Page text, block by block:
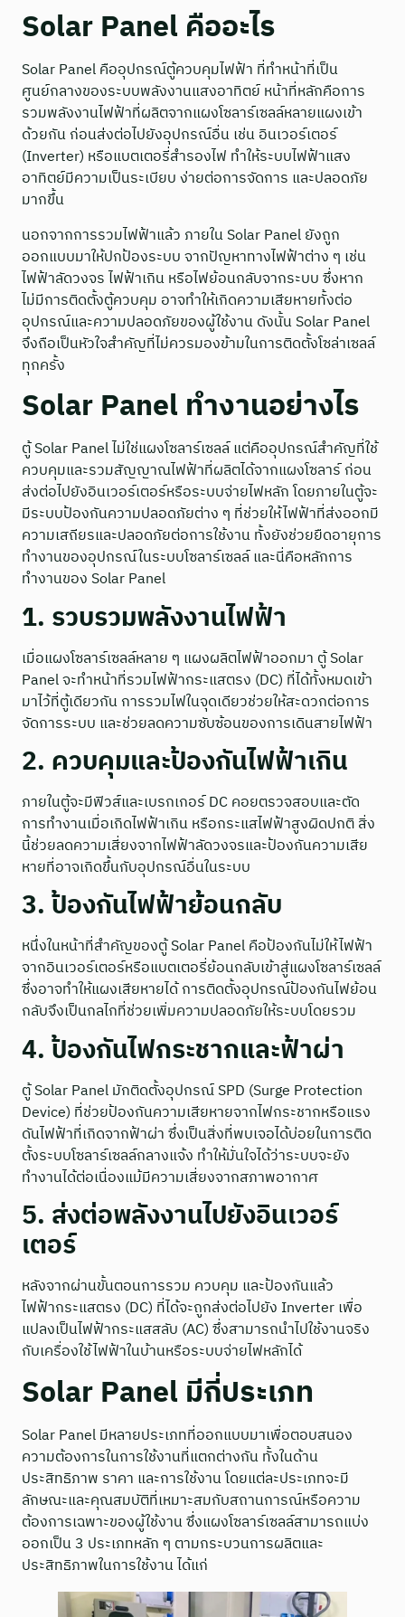
Solar Panel คืออะไร
Solar Panel คืออุปกรณ์ตู้ควบคุมไฟฟ้า ที่ทำหน้าที่เป็น
ศูนย์กลางของระบบพลังงานแสงอาทิตย์ หน้าที่หลักคือการ
รวมพลังงานไฟฟ้าที่ผลิตจากแผงโซลาร์เซลล์หลายแผงเข้า
ด้วยกัน ก่อนส่งต่อไปยังอุปกรณ์อื่น เช่น อินเวอร์เตอร์
(Inverter) หรือแบตเตอรี่สำรองไฟ ทำให้ระบบไฟฟ้าแสง
อาทิตย์มีความเป็นระเบียบ ง่ายต่อการจัดการ และปลอดภัย
มากขึ้น
นอกจากการรวมไฟฟ้าแล้ว ภายใน Solar Panel ยังถูก
ออกแบบมาให้ปกป้องระบบ จากปัญหาทางไฟฟ้าต่าง ๆ เช่น
ไฟฟ้าลัดวงจร ไฟฟ้าเกิน หรือไฟย้อนกลับจากระบบ ซึ่งหาก
ไม่มีการติดตั้งตู้ควบคุม อาจทำให้เกิดความเสียหายทั้งต่อ
อุปกรณ์และความปลอดภัยของผู้ใช้งาน ดังนั้น Solar Panel
จึงถือเป็นหัวใจสำคัญที่ไม่ควรมองข้ามในการติดตั้งโซล่าเซลล์
ทุกครั้ง
Solar Panel ทำงานอย่างไร
ตู้ Solar Panel ไม่ใช่แผงโซลาร์เซลล์ แต่คืออุปกรณ์สำคัญที่ใช้
ควบคุมและรวมสัญญาณไฟฟ้าที่ผลิตได้จากแผงโซลาร์ ก่อน
ส่งต่อไปยังอินเวอร์เตอร์หรือระบบจ่ายไฟหลัก โดยภายในตู้จะ
มีระบบป้องกันความปลอดภัยต่าง ๆ ที่ช่วยให้ไฟฟ้าที่ส่งออกมี
ความเสถียรและปลอดภัยต่อการใช้งาน ทั้งยังช่วยยืดอายุการ
ทำงานของอุปกรณ์ในระบบโซลาร์เซลล์ และนี่คือหลักการ
ทำงานของ Solar Panel
1. รวบรวมพลังงานไฟฟ้า
เมื่อแผงโซลาร์เซลล์หลาย ๆ แผงผลิตไฟฟ้าออกมา ตู้ Solar
Panel จะทำหน้าที่รวมไฟฟ้ากระแสตรง (DC) ที่ได้ทั้งหมดเข้า
มาไว้ที่ตู้เดียวกัน การรวมไฟในจุดเดียวช่วยให้สะดวกต่อการ
จัดการระบบ และช่วยลดความซับซ้อนของการเดินสายไฟฟ้า
2. ควบคุมและป้องกันไฟฟ้าเกิน
ภายในตู้จะมีฟิวส์และเบรกเกอร์ DC คอยตรวจสอบและตัด
การทำงานเมื่อเกิดไฟฟ้าเกิน หรือกระแสไฟฟ้าสูงผิดปกติ สิ่ง
นี้ช่วยลดความเสี่ยงจากไฟฟ้าลัดวงจรและป้องกันความเสีย
หายที่อาจเกิดขึ้นกับอุปกรณ์อื่นในระบบ
3. ป้องกันไฟฟ้าย้อนกลับ
หนึ่งในหน้าที่สำคัญของตู้ Solar Panel คือป้องกันไม่ให้ไฟฟ้า
จากอินเวอร์เตอร์หรือแบตเตอรี่ย้อนกลับเข้าสู่แผงโซลาร์เซลล์
ซึ่งอาจทำให้แผงเสียหายได้ การติดตั้งอุปกรณ์ป้องกันไฟย้อน
กลับจึงเป็นกลไกที่ช่วยเพิ่มความปลอดภัยให้ระบบโดยรวม
4. ป้องกันไฟกระชากและฟ้าผ่า
ตู้ Solar Panel มักติดตั้งอุปกรณ์ SPD (Surge Protection
Device) ที่ช่วยป้องกันความเสียหายจากไฟกระชากหรือแรง
ดันไฟฟ้าที่เกิดจากฟ้าผ่า ซึ่งเป็นสิ่งที่พบเจอได้บ่อยในการติด
ตั้งระบบโซลาร์เซลล์กลางแจ้ง ทำให้มั่นใจได้ว่าระบบจะยัง
ทำงานได้ต่อเนื่องแม้มีความเสี่ยงจากสภาพอากาศ
5. ส่งต่อพลังงานไปยังอินเวอร์
เตอร์
หลังจากผ่านขั้นตอนการรวม ควบคุม และป้องกันแล้ว
ไฟฟ้ากระแสตรง (DC) ที่ได้จะถูกส่งต่อไปยัง Inverter เพื่อ
แปลงเป็นไฟฟ้ากระแสสลับ (AC) ซึ่งสามารถนำไปใช้งานจริง
กับเครื่องใช้ไฟฟ้าในบ้านหรือระบบจ่ายไฟหลักได้
Solar Panel มีกี่ประเภท
Solar Panel มีหลายประเภทที่ออกแบบมาเพื่อตอบสนอง
ความต้องการในการใช้งานที่แตกต่างกัน ทั้งในด้าน
ประสิทธิภาพ ราคา และการใช้งาน โดยแต่ละประเภทจะมี
ลักษณะและคุณสมบัติที่เหมาะสมกับสถานการณ์หรือความ
ต้องการเฉพาะของผู้ใช้งาน ซึ่งแผงโซลาร์เซลล์สามารถแบ่ง
ออกเป็น 3 ประเภทหลัก ๆ ตามกระบวนการผลิตและ
ประสิทธิภาพในการใช้งาน ได้แก่